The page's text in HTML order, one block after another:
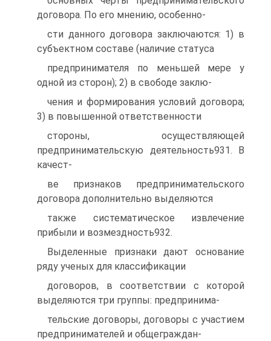
договора. По его мнению, особенно-
сти данного договора заключаются: 1) в
субъектном составе (наличие статуса
предпринимателя по меньшей мере у
одной из сторон); 2) в свободе заклю-
чения и формирования условий договора;
3) в повышенной ответственности
стороны, осуществляющей
предпринимательскую деятельность931. В
качест-
ве признаков предпринимательского
договора дополнительно выделяются
также систематическое извлечение
прибыли и возмездность932.
Выделенные признаки дают основание
ряду ученых для классификации
договоров, в соответствии с которой
выделяются три группы: предпринима-
тельские договоры, договоры с участием
предпринимателей и общеграждан-